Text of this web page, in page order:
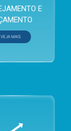
E
VEJA MAIS
Anual (LOA)
2015-2030